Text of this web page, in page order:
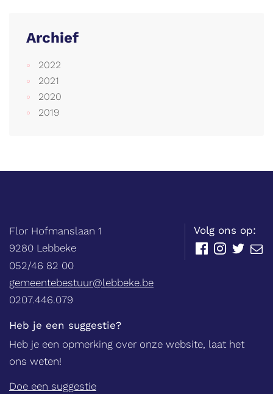
Archief
2022
2021
2020
2019
Balie
Adres
Flor Hofmanslaan 1
,9280 Lebbeke
052/46 82 00
E-
mail
gemeentebestuur@lebbeke.be
Ondernemingsnummer
0207.446.079
Heb je een suggestie?
Heb je een opmerking over onze website, laat het
ons weten!
Doe een suggestie
Volg ons op:
FacebookInstagram
Twitter
E-